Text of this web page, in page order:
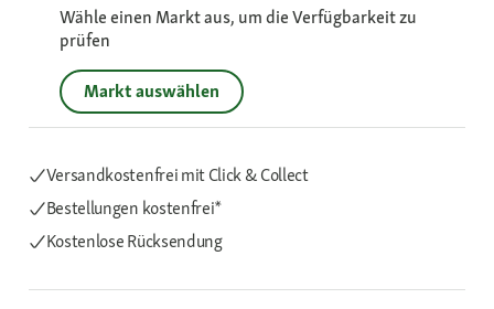
Wähle einen Markt aus, um die Verfügbarkeit zu
prüfen
Markt auswählen
Versandkostenfrei mit Click & Collect
Bestellungen kostenfrei*
Kostenlose Rücksendung